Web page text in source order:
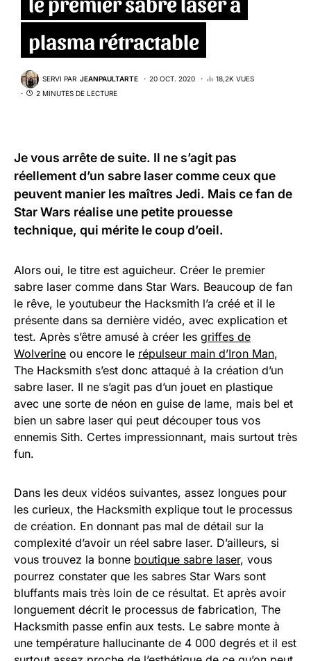
plasma rétractable
SERVI PAR JEANPAULTARTE 20 OCT. 2020
18,2K VUES
2 MINUTES DE LECTURE
Je vous arrête de suite. Il ne s’agit pas
réellement d’un sabre laser comme ceux que
peuvent manier les maîtres Jedi. Mais ce fan de
Star Wars réalise une petite prouesse
technique, qui mérite le coup d’oeil.
Alors oui, le titre est aguicheur. Créer le premier
sabre laser comme dans Star Wars. Beaucoup de fan
le rêve, le youtubeur the Hacksmith l’a créé et il le
présente dans sa dernière vidéo, avec explication et
test. Après s’être amusé à créer les griffes de
Wolverine ou encore le répulseur main d’Iron Man,
The Hacksmith s’est donc attaqué à la création d’un
sabre laser. Il ne s’agit pas d’un jouet en plastique
avec une sorte de néon en guise de lame, mais bel et
bien un sabre laser qui peut découper tous vos
ennemis Sith. Certes impressionnant, mais surtout très
fun.
Dans les deux vidéos suivantes, assez longues pour
les curieux, the Hacksmith explique tout le processus
de création. En donnant pas mal de détail sur la
complexité d’avoir un réel sabre laser. D’ailleurs, si
vous trouvez la bonne boutique sabre laser, vous
pourrez constater que les sabres Star Wars sont
bluffants mais très loin de ce résultat. Et après avoir
longuement décrit le processus de fabrication, The
Hacksmith passe enfin aux tests. Le sabre monte à
une température hallucinante de 4 000 degrés et il est